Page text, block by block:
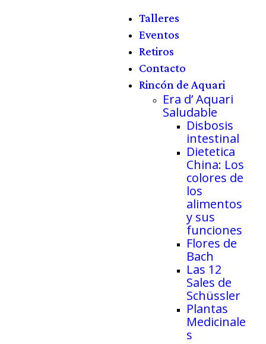
Talleres
Eventos
Retiros
Contacto
Rincón de Aquari
Era d’ Aquari
Saludable
Disbosis
intestinal
Dietetica
China: Los
colores de
los
alimentos
y sus
funciones
Flores de
Bach
Las 12
Sales de
Schüssler
Plantas
Medicinale
s